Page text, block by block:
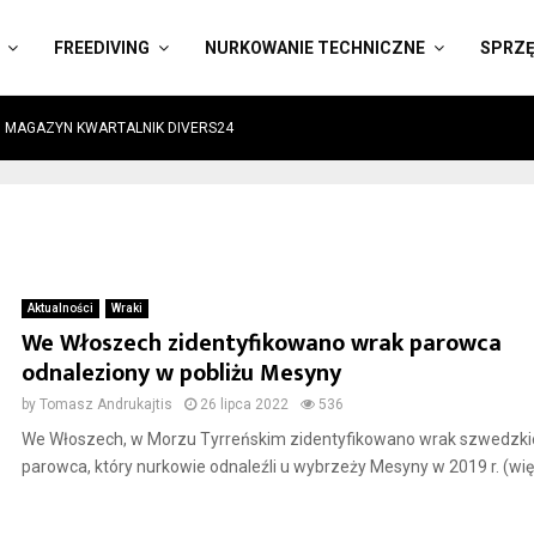
FREEDIVING NURKOWANIE TECHNICZNE
MAGAZYN KWARTALNIK DIVERS24
Aktualności Wraki
We Włoszech zidentyfikowano wrak parowca
odnaleziony w pobliżu Mesyny
by Tomasz Andrukajtis 26 lipca 2022 536
We Włoszech, w Morzu Tyrreńskim zidentyfikowano wrak
parowca, który nurkowie odnaleźli u wybrzeży Mesyny w 2019 r.